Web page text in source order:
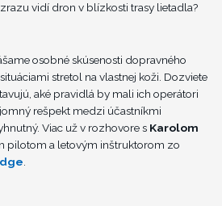
vidí dron v blízkosti trasy lietadla?
osobné skúsenosti dopravného
stretol na vlastnej koži. Dozviete
aké pravidlá by mali ich operátori
rešpekt medzi účastníkmi
Viac už v rozhovore s Karolom
pilotom a letovým inštruktorom zo
.